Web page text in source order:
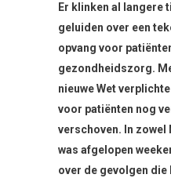
Er klinken al langere
geluiden over een
opvang voor
gezondheidszorg.
nieuwe Wet
voor patiënten nog
verschoven. In zowel
was afgelopen
over de gevolgen